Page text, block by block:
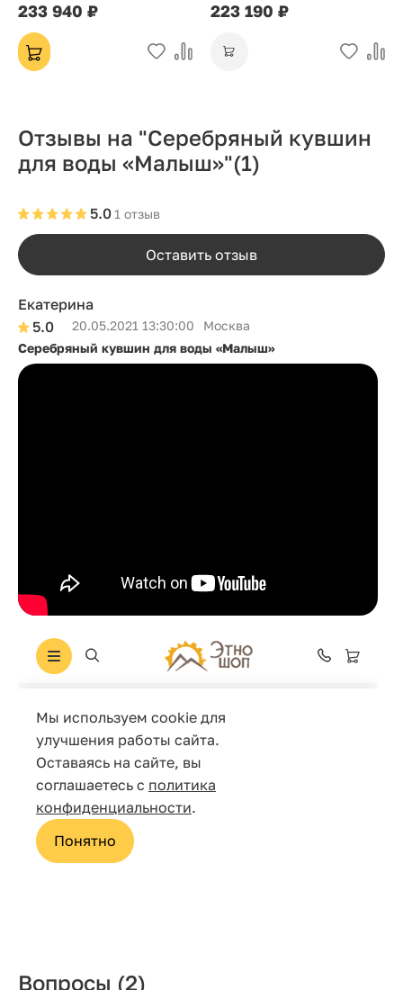
— столовое серебро,
подарок на свадьбу и
юбилей
233 940 ₽ 223 190 ₽
Отзывы на "Серебряный кувшин
для воды «Малыш»"(1)
1 отзыв
5.0
Оставить отзыв
Екатерина
5.0
20.05.2021 13:30:00
Москва
Серебряный кувшин для воды «Малыш»
" allowfullscreen>
Вопросы (2)